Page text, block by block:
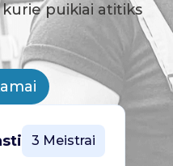
puikiai atitiks
3 Meistrai